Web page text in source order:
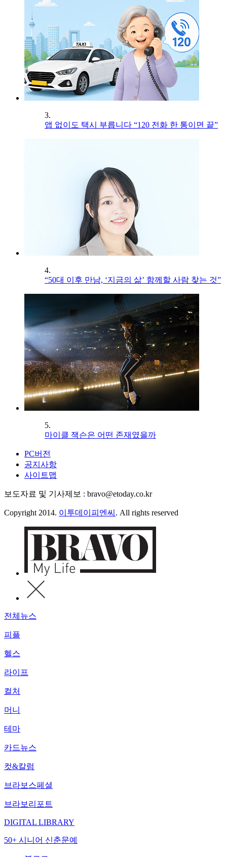
3.
앱 없이도 택시 부릅니다 “120 전화 한 통이면 끝”
4.
“50대 이후 만남, ‘지금의 삶’ 함께할 사람 찾는 것”
5.
마이클 잭슨은 어떤 존재였을까
PC버전
공지사항
사이트맵
보도자료 및 기사제보 : bravo@etoday.co.kr
Copyright 2014. 이투데이피엔씨 . All rights reserved
전체뉴스
피플
헬스
라이프
컬처
머니
테마
카드뉴스
컷&칼럼
브라보스페셜
브라보리포트
DIGITAL LIBRARY
50+ 시니어 신춘문예